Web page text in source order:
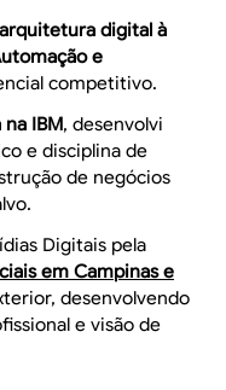
digital à
e
competitivo.
IBM, desenvolvi
e disciplina de
de negócios
Digitais pela
em Campinas e
desenvolvendo
e visão de